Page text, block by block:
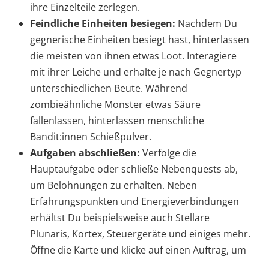
ihre Einzelteile zerlegen.
Feindliche Einheiten besiegen: Nachdem Du
gegnerische Einheiten besiegt hast, hinterlassen
die meisten von ihnen etwas Loot. Interagiere
mit ihrer Leiche und erhalte je nach Gegnertyp
unterschiedlichen Beute. Während
zombieähnliche Monster etwas Säure
fallenlassen, hinterlassen menschliche
Bandit:innen Schießpulver.
Aufgaben abschließen: Verfolge die
Hauptaufgabe oder schließe Nebenquests ab,
um Belohnungen zu erhalten. Neben
Erfahrungspunkten und Energieverbindungen
erhältst Du beispielsweise auch Stellare
Plunaris, Kortex, Steuergeräte und einiges mehr.
Öffne die Karte und klicke auf einen Auftrag, um